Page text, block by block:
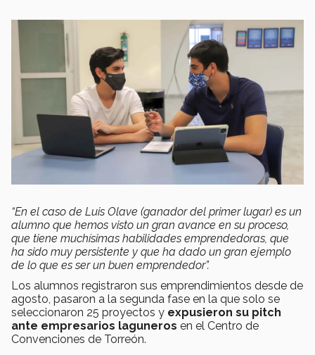
“En el caso de Luis Olave (ganador del primer lugar) es un
alumno que hemos visto un gran avance en su proceso,
que tiene muchísimas habilidades emprendedoras, que
ha sido muy persistente y que ha dado un gran ejemplo
de lo que es ser un buen emprendedor”.
Los alumnos registraron sus emprendimientos desde de
agosto, pasaron a la segunda fase en la que solo se
seleccionaron 25 proyectos y expusieron su pitch
ante empresarios laguneros en el Centro de
Convenciones de Torreón.